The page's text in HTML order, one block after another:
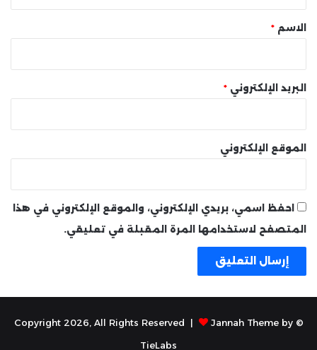
* الاسم *
البريد الإلكتروني *
الموقع الإلكتروني
احفظ اسمي، بريدي الإلكتروني، والموقع الإلكتروني في هذا
المتصفح لاستخدامها المرة المقبلة في تعليقي.
© Copyright 2026, All Rights Reserved |
Jannah Theme by
TieLabs